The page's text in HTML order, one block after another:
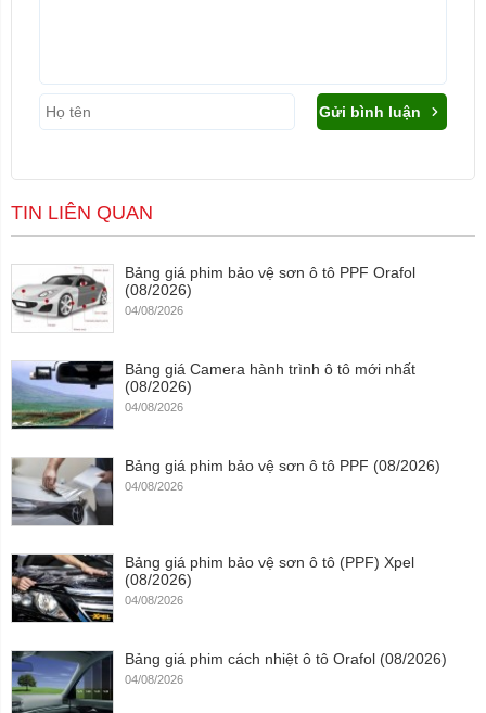
Gửi bình luận
TIN LIÊN QUAN
Bảng giá phim bảo vệ sơn ô tô PPF Orafol
(08/2026)
04/08/2026
Bảng giá Camera hành trình ô tô mới nhất
(08/2026)
04/08/2026
Bảng giá phim bảo vệ sơn ô tô PPF (08/2026)
04/08/2026
Bảng giá phim bảo vệ sơn ô tô (PPF) Xpel
(08/2026)
04/08/2026
Bảng giá phim cách nhiệt ô tô Orafol (08/2026)
04/08/2026